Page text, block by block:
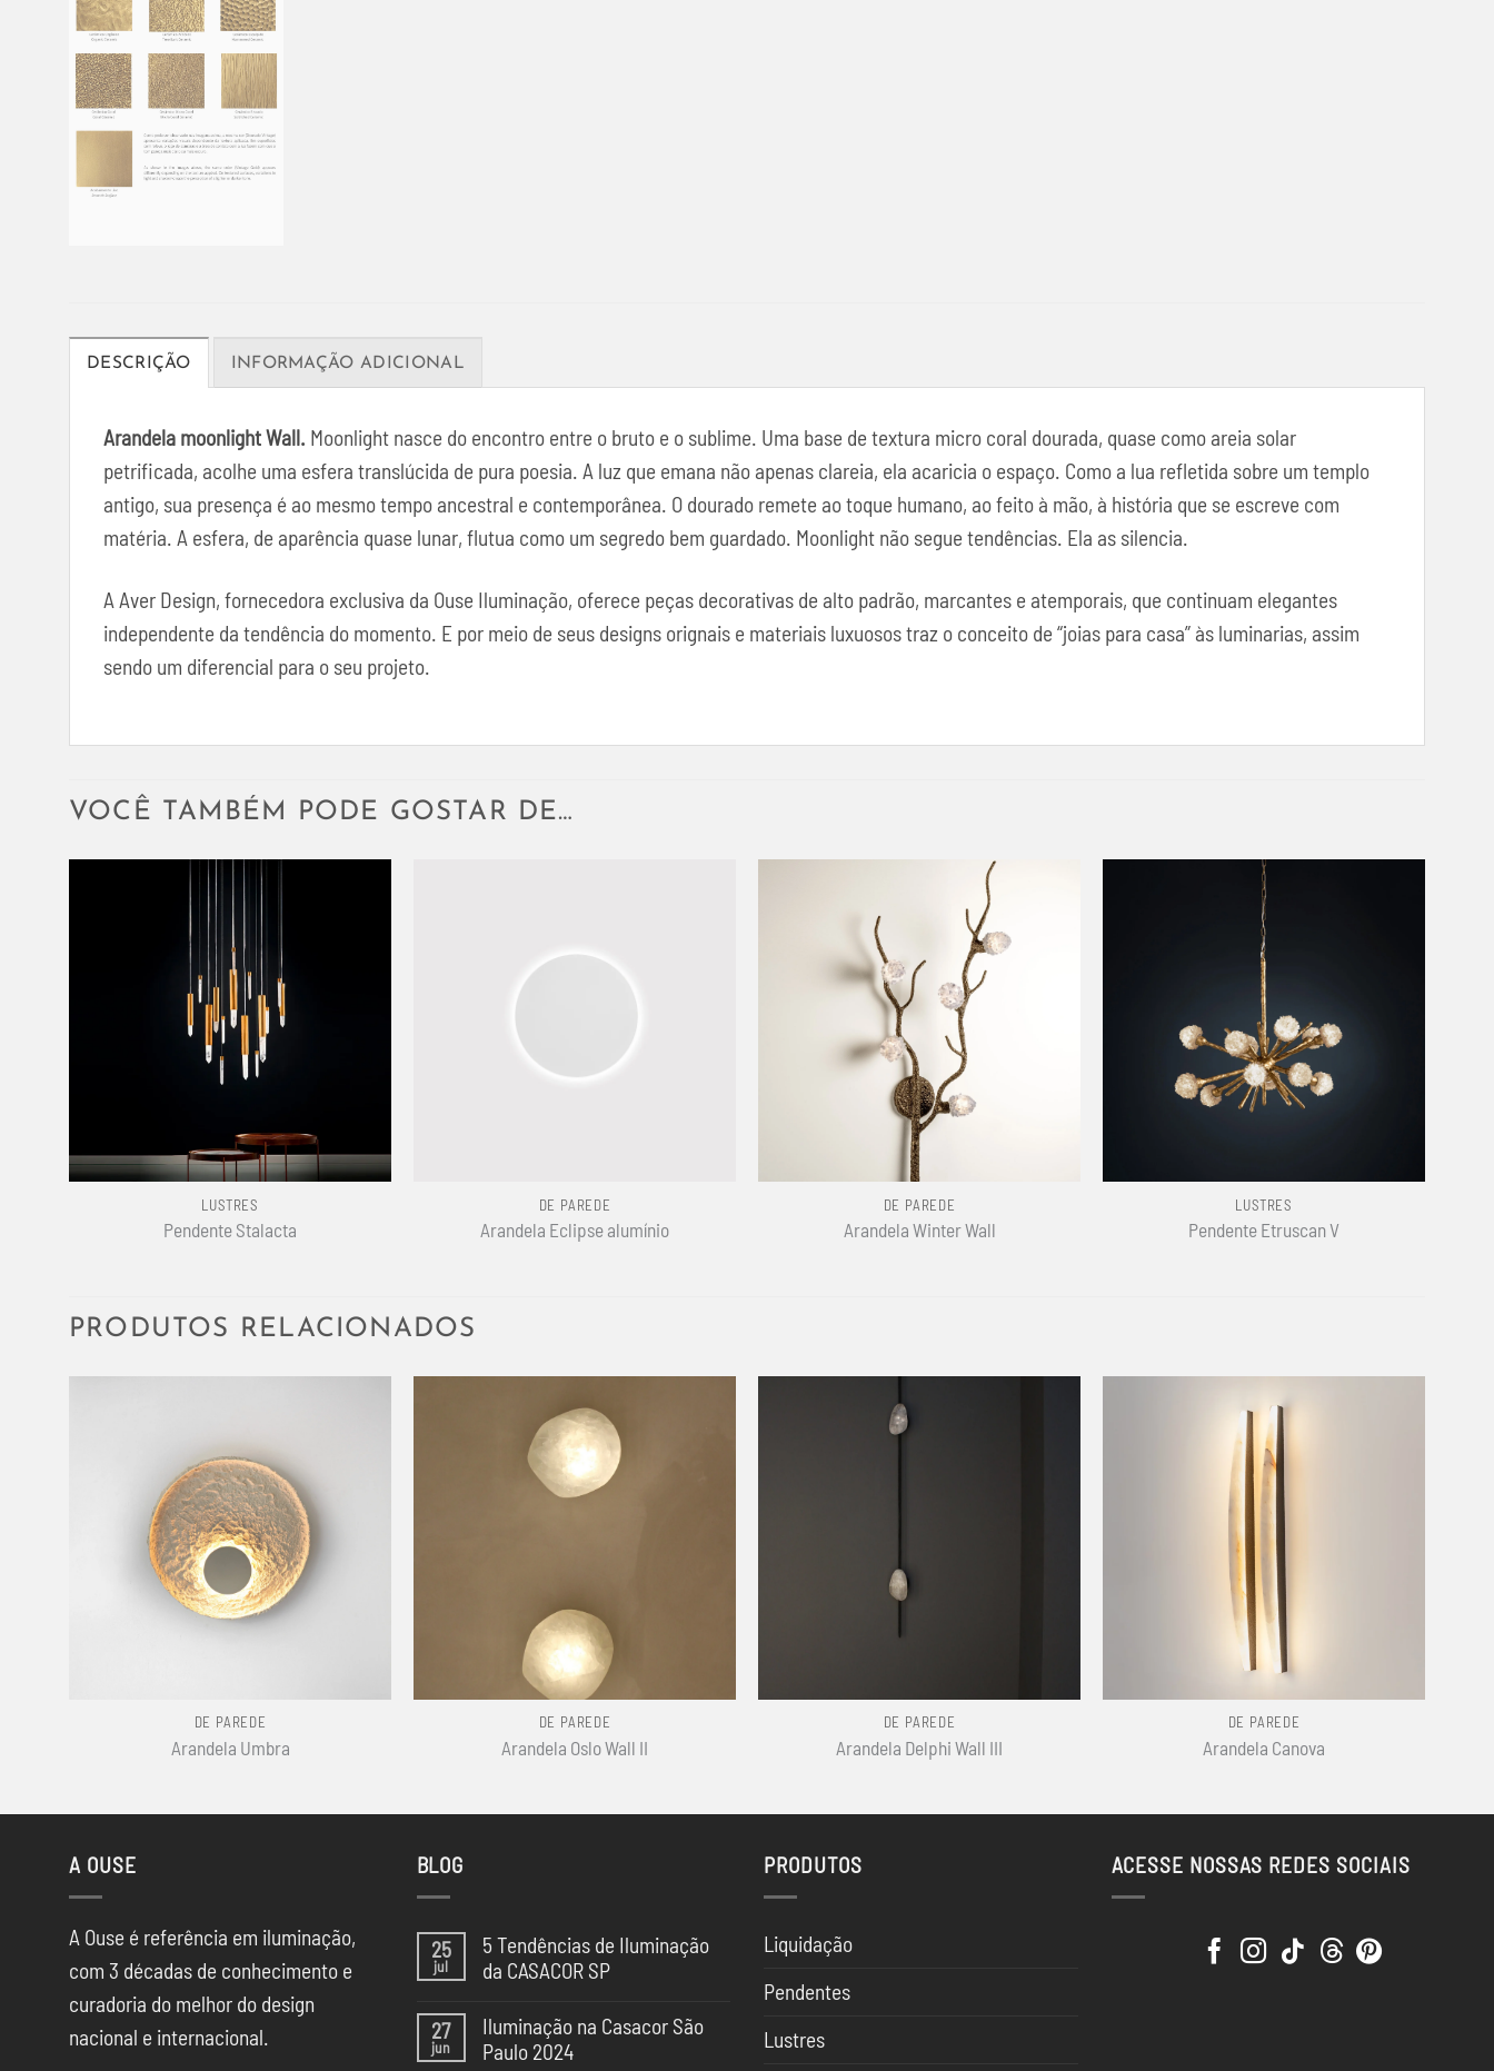
DESCRIÇÃO INFORMAÇÃO ADICIONAL
Arandela moonlightWall. Moonlight nasce do encontro entre o bruto e o sublime. Uma base de textura micro coral dourada, quase como areia solar
petrificada, acolhe uma esfera translúcida de pura poesia. A luz que emana não apenas clareia, ela acaricia o espaço. Como a lua refletida sobre um templo
antigo, sua presença é ao mesmo tempo ancestral e contemporânea. O dourado remete ao toque humano, ao feito à mão, à história que se escreve com
matéria. A esfera, de aparência quase lunar, flutua como um segredo bem guardado. Moonlight não segue tendências. Ela as silencia.
A Aver Design, fornecedora exclusiva da Ouse Iluminação, oferece peças decorativas de alto padrão, marcantes e atemporais, que continuam elegantes
independente da tendência do momento. E por meio de seus designs orignais e materiais luxuosos traz o conceito de “joias para casa” às luminarias, assim
sendo um diferencial para o seu projeto.
VOCÊ TAMBÉM PODE GOSTAR DE…
+
LUSTRES
Pendente Stalacta
DE PAREDE
Arandela Eclipse alumínio
DE PAREDE
Arandela Winter Wall
LUSTRES
Pendente Etruscan V
PRODUTOS RELACIONADOS
DE PAREDE
Arandela Umbra
DE PAREDE
Arandela Oslo Wall II
DE PAREDE
Arandela Delphi Wall III
DE PAREDE
Arandela Canova
A OUSE
A Ouse é referência em iluminação,
com 3 décadas de conhecimento e
curadoria do melhor do design
nacional e internacional.
BLOG
25
jul
5 Tendências de Iluminação
da CASACOR SP
comentário
em
5
27
jun
Iluminação na Casacor São
Paulo 2024
PRODUTOS
Liquidação
Pendentes
Lustres
ACESSE NOSSAS REDES SOCIAIS